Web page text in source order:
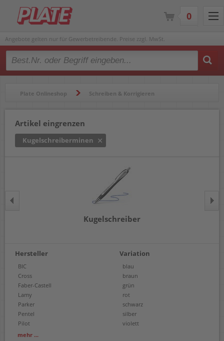
Angebote gelten nur für Gewerbetreibende. Preise zzgl. MwSt.
Type 2 or more characters for results.
Plate Onlineshop Schreiben & Korrigieren
Artikel eingrenzen
Kugelschreiberminen
Kugelschreiber
Hersteller
BIC
Cross
Faber-Castell
Lamy
Parker
Pentel
Pilot
Schneider
mehr ...
Variation
blau
braun
grün
rot
schwarz
silber
violett
0